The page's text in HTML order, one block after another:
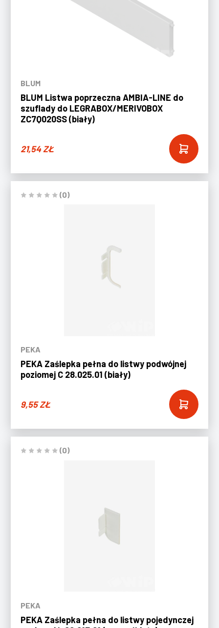
BLUM
BLUM Listwa poprzeczna AMBIA-LINE do
szuflady do LEGRABOX/MERIVOBOX
ZC7Q020SS (biały)
21,54ZŁ
(0)
PEKA
PEKA Zaślepka pełna do listwy podwójnej
poziomej C 28.025.01 (biały)
9,55ZŁ
(0)
PEKA
PEKA Zaślepka pełna do listwy pojedynczej